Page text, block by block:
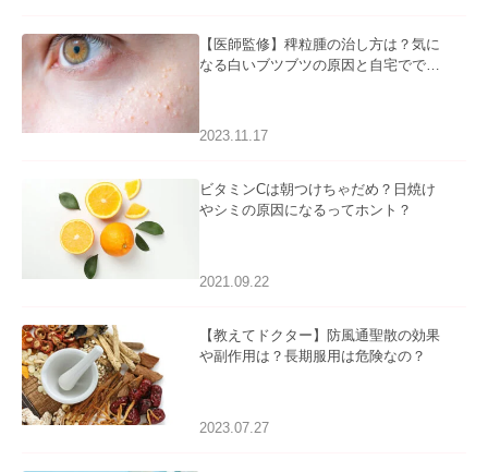
【医師監修】稗粒腫の治し方は？気に
なる白いブツブツの原因と自宅ででき
2023.11.17
ビタミンCは朝つけちゃだめ？日焼け
やシミの原因になるってホント？
2021.09.22
【教えてドクター】防風通聖散の効果
や副作用は？長期服用は危険なの？
2023.07.27